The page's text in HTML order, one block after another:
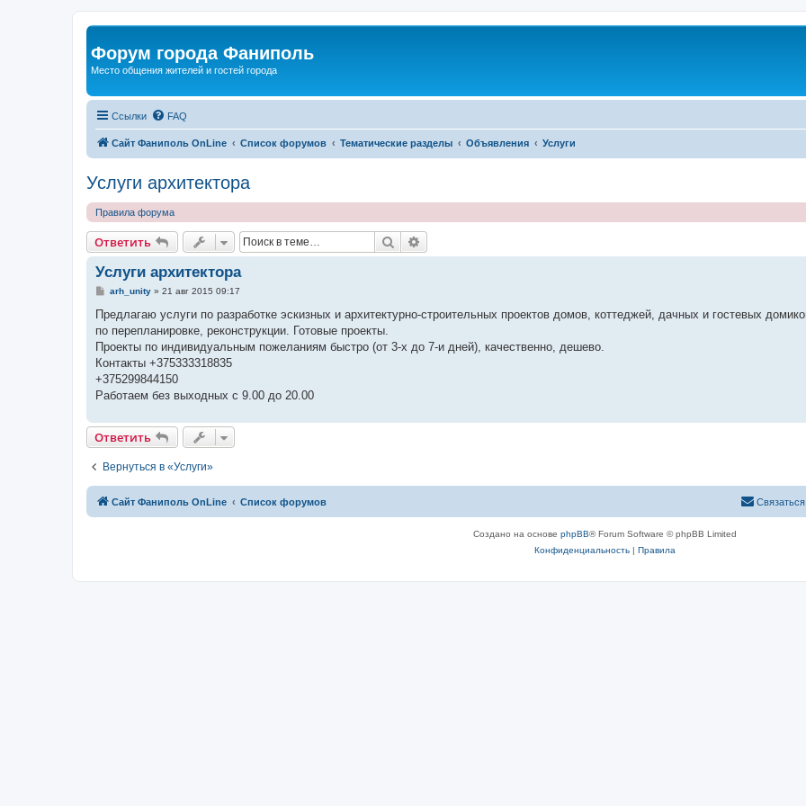
Форум города Фаниполь
Место общения жителей и гостей города
Ссылки FAQ
Сайт Фаниполь OnLine Список форумов Тематические разделы Объявления Услуги
Услуги архитектора
Правила форума
Ответить Поиск
Услуги архитектора
С
о
щ
е
и
е
arh_unity» 21 авг 2015 09:17
Предлагаю услуги по разработке эскизных и архитектурно-строительных проектов домов, коттеджей, дачных и гостевых
по перепланировке, реконструкции. Готовые проекты.
Проекты по индивидуальным пожеланиям быстро (от 3-х до 7-и дней), качественно, дешево.
Контакты +375333318835
+375299844150
Работаем без выходных с 9.00 до 20.00
Ответить
Вернуться в «Услуги»
Сайт Фаниполь OnLine Список форумов
Создано на основе phpBB® Forum Software © phpBB Limited
Конфиденциальность| Правила